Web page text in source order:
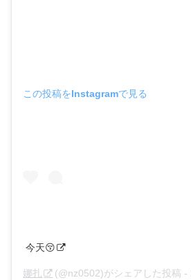
この投稿をInstagramで見る
今天😚
娜扎 (@nz0502)がシェアした投稿 -